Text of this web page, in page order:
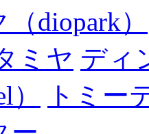
diopark）
ミヤ ディ
トミー